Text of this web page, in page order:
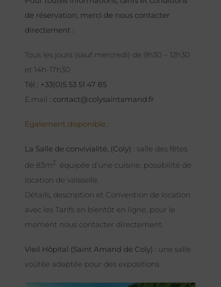
de réservation, merci de nous contacter
directement :
Tous les jours (sauf mercredi) de 9h30 – 12h30
et 14h-17h30
Tél : +33(0)5 53 51 47 85
E.mail : contact@colysaintamand.fr
Egalement disponible :
La Salle de convivialité, (Coly) : salle des fêtes
de 83m2
équipée d’une cuisine, possibilité de
location de vaisselle.
Détails, description et Convention de location
avec les Tarifs en bientôt en ligne, pour le
moment nous contacter directement.
Vieil Hôpital (Saint Amand de Coly) : une salle
voûtée adaptée pour des expositions